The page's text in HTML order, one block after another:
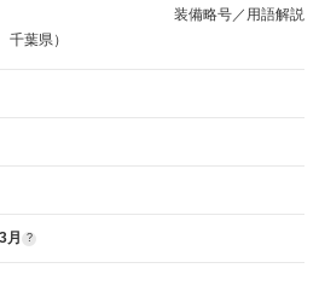
葉県）
装備略号／用語解説
月 ?